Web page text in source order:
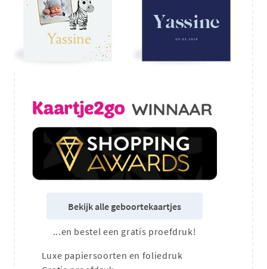
Bekijk alle geboortekaartjes
...en bestel een gratis proefdruk!
Luxe papiersoorten en foliedruk